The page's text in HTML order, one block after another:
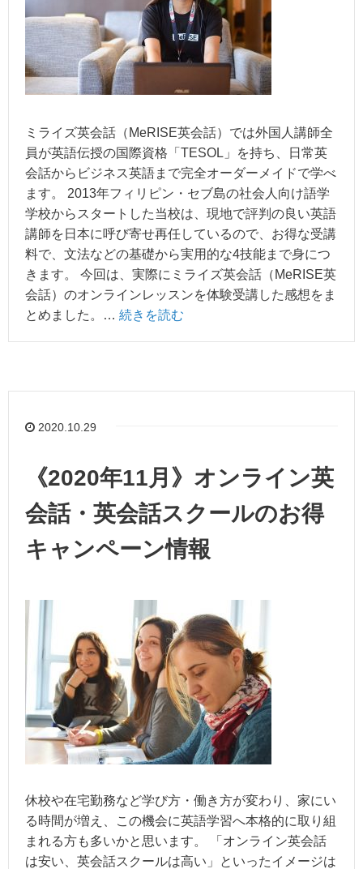
ミライズ英会話（MeRISE英会話）では外国人講師全
員が英語伝授の国際資格「TESOL」を持ち、日常英
会話からビジネス英語まで完全オーダーメイドで学べ
ます。 2013年フィリピン・セブ島の社会人向け語学
学校からスタートした当校は、現地で評判の良い英語
講師を日本に呼び寄せ再任しているので、お得な受講
料で、文法などの基礎から実用的な4技能まで身につ
きます。 今回は、実際にミライズ英会話（MeRISE英
会話）のオンラインレッスンを体験受講した感想をま
とめました。… 続きを読む
2020.10.29
《2020年11月》オンライン英
会話・英会話スクールのお得
キャンペーン情報
休校や在宅勤務など学び方・働き方が変わり、家にい
る時間が増え、この機会に英語学習へ本格的に取り組
まれる方も多いかと思います。 「オンライン英会話
は安い、英会話スクールは高い」といったイメージは